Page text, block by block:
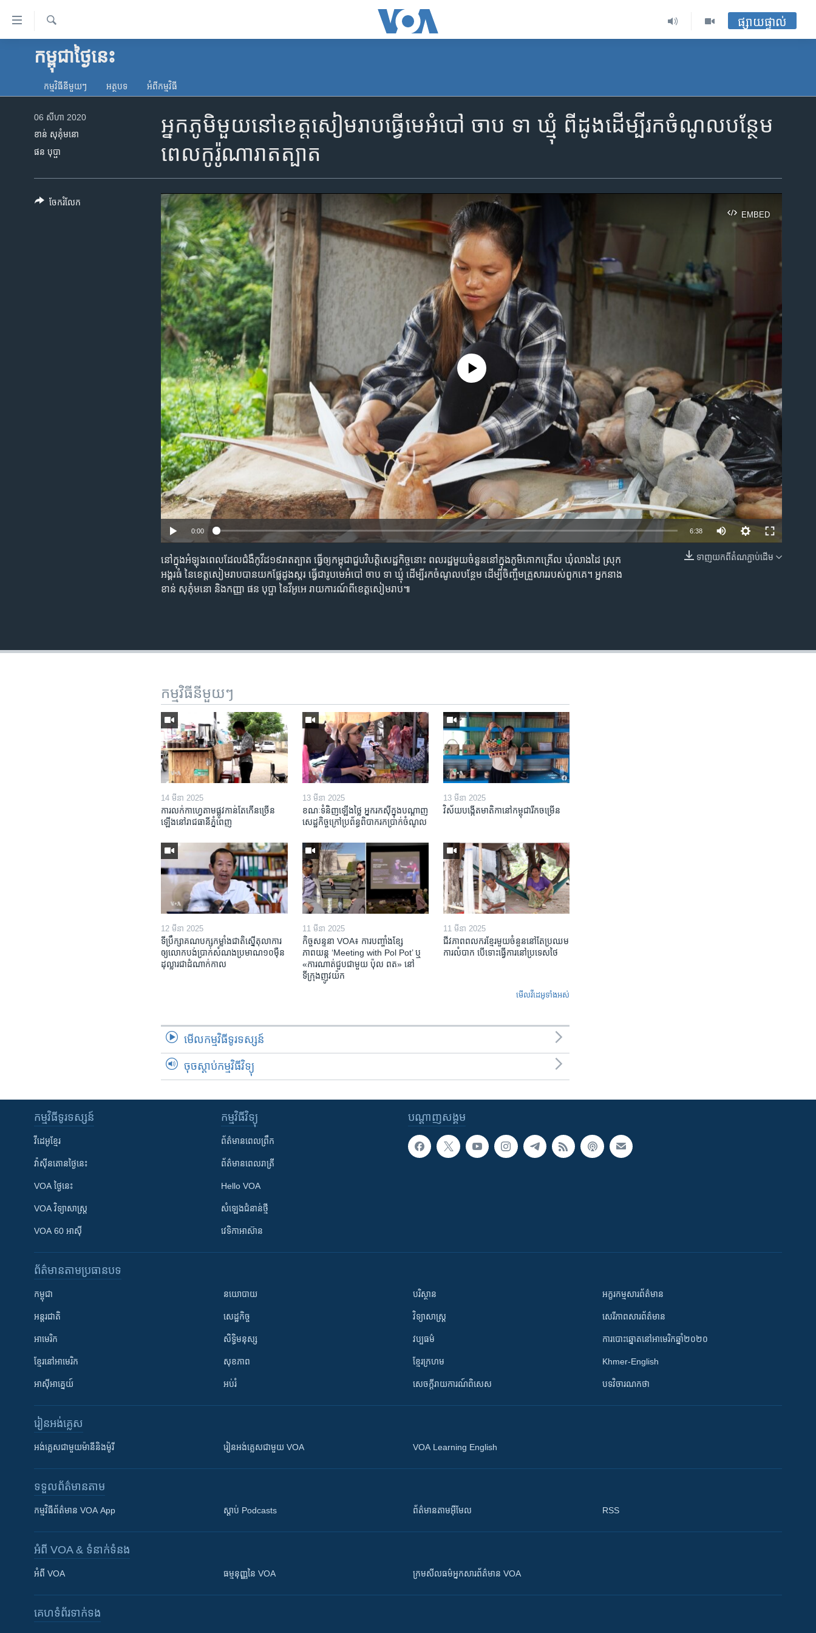
ទៅ​
គេហទំព័រ​
ទាក់ទង
និង​អាមេរិក
ទូរទស្សន៍ / វីដេអូ​
រក
ផ្សាយផ្ទាល់
កម្ពុជាថ្ងៃនេះ
កម្មវិធី​នីមួយៗ អត្ថបទ​ អំពី​កម្មវិធី​
អ្នកភូមិមួយ​នៅ​ខេត្តសៀមរាប​ធ្វើមេអំបៅ ចាប ទា ឃ្មុំ ពីដូង​ដើម្បី​រកចំណូល​បន្ថែម​
ពេល​កូរ៉ូណា​រាតត្បាត
06 សីហា 2020
ខាន់ សុគុំមនោ
ផន បុប្ផា
EMBED
EMBED
No media source currently available
0:00 6:38
ទាញ​យក​ពី​តំណភ្ជាប់​ដើម
នៅក្នុង​អំឡុងពេល​ដែល​ជំងឺ​កូវីដ១៩​រាតត្បាត ធ្វើ​ឲ្យ​កម្ពុជា​ជួប​វិបត្តិ​សេដ្ឋកិច្ច​នោះ​ ពលរដ្ឋ​មួយ​ចំនួន​នៅក្នុង​ភូមិគោកគ្រើល ឃុំលាងដៃ ស្រុក
អង្គរធំ នៃ​ខេត្តសៀមរាប​បាន​យក​ផ្លែ​ដូងស្តរ ធ្វើ​ជារូប​មេអំបៅ ចាប ទា ឃ្មុំ ដើម្បី​រក​ចំណូល​បន្ថែម ដើម្បី​ចិញ្ចឹម​គ្រួសារ​របស់​ពួកគេ។ អ្នកនាង
ខាន់ សុគុំមនោ និង​កញ្ញា ផន បុប្ផា នៃ​វីអូអេ រាយការណ៍​ពី​ខេត្តសៀមរាប៕
ចែករំលែក
កម្មវិធី​នីមួយៗ
14 មីនា 2025
ការលក់​កាហ្វេ​តាម​ផ្លូវ​កាន់តែ​កើន​ច្រើន​
ឡើង​នៅ​រាជធានី​ភ្នំពេញ
13 មីនា 2025
ខណៈទំនិញឡើងថ្លៃ អ្នករកស៊ីក្នុង​បណ្តាញ​
សេដ្ឋកិច្ចក្រៅ​ប្រព័ន្ធពិបាក​រក​ប្រាក់​ចំណូល
13 មីនា 2025
វិស័យ​បង្កើត​មាតិកា​នៅ​កម្ពុជា​រីក​ចម្រើន
12 មីនា 2025
ទីប្រឹក្សា​គណបក្ស​កម្លាំង​ជាតិ​ស្នើ​តុលាការ​
ឲ្យ​លោក​បង់ប្រាក់​សំណង​ប្រមាណ​១០​ម៉ឺន​
ដុល្លារ​ជា​ដំណាក់កាល
11 មីនា 2025
កិច្ចសន្ទនា VOA៖ ការ​បញ្ចាំង​ខ្សែ
ភាពយន្ត ‘Meeting with Pol Pot’ ឬ
«ការណាត់ជួប​ជាមួយ​ ប៉ុល ពត» នៅ
ទីក្រុងញូវយ៉ក​
11 មីនា 2025
ជីវភាពពលករខ្មែរមួយចំនួននៅតែប្រឈម
ការលំបាក បើទោះធ្វើការនៅប្រទេសថៃ
មើល​វីដេអូ​ទាំង​អស់
មើល​កម្មវិធី​ទូរទស្សន៍
ចុចស្តាប់កម្មវិធីវិទ្យុ
បណ្តាញ​សង្គម
កម្មវិធី​ទូរទស្សន៍
វីដេអូ​ខ្មែរ
វ៉ាស៊ីនតោន​ថ្ងៃ​នេះ
VOA ថ្ងៃនេះ
VOA ​វិទ្យាសាស្ត្រ
VOA 60 អាស៊ី
កម្មវិធី​វិទ្យុ
ព័ត៌មាន​ពេល​ព្រឹក
ព័ត៌មាន​​ពេល​រាត្រី
Hello VOA
សំឡេង​ជំនាន់​ថ្មី
វេទិកា​អាស៊ាន
ព័ត៌មាន​តាមប្រធានបទ​
កម្ពុជា
អន្តរជាតិ
អាមេរិក
ខ្មែរ​នៅអាមេរិក
អាស៊ីអាគ្នេយ៍
នយោបាយ
សេដ្ឋកិច្ច
សិទ្ធិមនុស្ស
សុខភាព
អប់រំ
បរិស្ថាន
វិទ្យាសាស្រ្ត
វប្បធម៌
ខ្មែរក្រហម
សេចក្តីរាយការណ៍ពិសេស
អក្ខរកម្មសារព័ត៌មាន
សេរីភាពសារព័ត៌មាន
ការបោះឆ្នោតនៅអាមេរិកឆ្នាំ២០២០
Khmer-English
បទវិចារណកថា
រៀន​​អង់គ្លេស
អង់គ្លេស​ជាមួយ​ម៉ានី​និង​ម៉ូរី រៀន​​​​​​អង់គ្លេស​​ជាមួយ VOA VOA Learning English
ទទួល​ព័ត៌មាន​តាម
កម្មវិធី​ព័ត៌មាន VOA App ស្តាប់ Podcasts ព័ត៌មាន​តាម​អ៊ីមែល RSS
អំពី​ VOA & ទំនាក់ទំនង
អំពី​ VOA ធម្មនុញ្ញ​នៃ VOA ក្រម​​​សីលធម៌​​​អ្នក​​​សារព័ត៌មាន VOA
គេហទំព័រ​​ទាក់ទង